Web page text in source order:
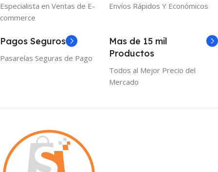
Especialista en Ventas de E-
commerce
Envíos Rápidos Y Económicos
Pagos Seguros
Pasarelas Seguras de Pago
Mas de 15 mil
Productos
Todos al Mejor Precio del
Mercado